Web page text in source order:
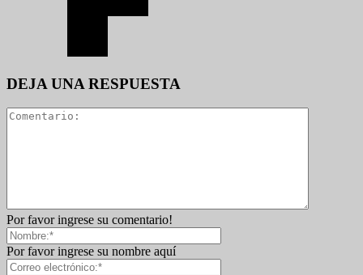
DEJA UNA RESPUESTA
Por favor ingrese su comentario!
Por favor ingrese su nombre aquí